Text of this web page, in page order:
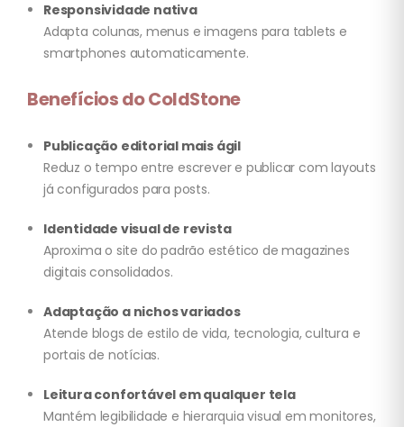
Responsividade nativa
Adapta colunas, menus e imagens para tablets e
smartphones automaticamente.
Benefícios do ColdStone
Publicação editorial mais ágil
Reduz o tempo entre escrever e publicar com layouts
já configurados para posts.
Identidade visual de revista
Aproxima o site do padrão estético de magazines
digitais consolidados.
Adaptação a nichos variados
Atende blogs de estilo de vida, tecnologia, cultura e
portais de notícias.
Leitura confortável em qualquer tela
Mantém legibilidade e hierarquia visual em monitores,